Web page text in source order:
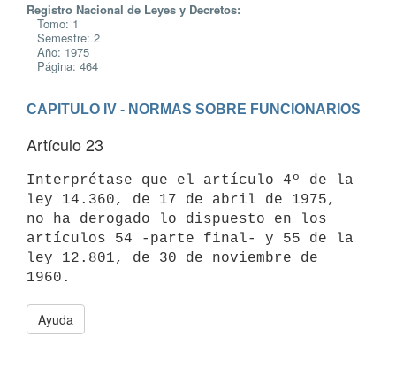
Registro Nacional de Leyes y Decretos:
Tomo: 1
Semestre: 2
Año: 1975
Página: 464
CAPITULO IV - NORMAS SOBRE FUNCIONARIOS
Artículo 23
Interprétase que el artículo 4º de la
ley 14.360, de 17 de abril de 1975,
no ha derogado lo dispuesto en los
artículos 54 -parte final- y 55 de la
ley 12.801, de 30 de noviembre de
Ayuda